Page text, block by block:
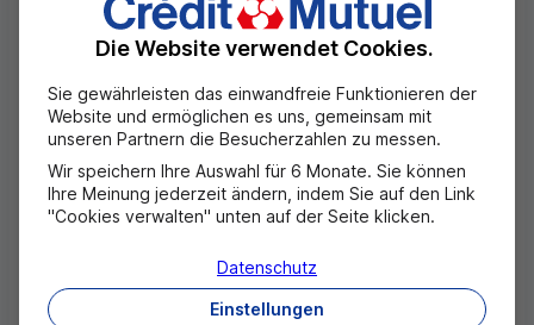
Bitte die Postleitzahl oder die Stadt Ihrer Kasse
Postleitzahl oder Stadt *
Weiter
Abbrechen
Die Website verwendet Cookies.
Sie gewährleisten das einwandfreie Funktionieren der
Website und ermöglichen es uns, gemeinsam mit
unseren Partnern die Besucherzahlen zu messen.
Wir speichern Ihre Auswahl für 6 Monate. Sie können
Ihre Meinung jederzeit ändern, indem Sie auf den Link
"Cookies verwalten" unten auf der Seite klicken.
Einstellungen
Datenschutz